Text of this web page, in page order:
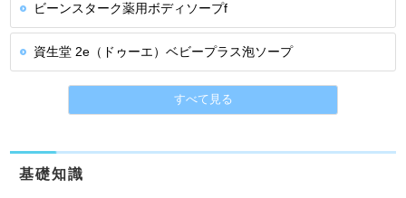
ビーンスターク薬用ボディソープf
資生堂 2e（ドゥーエ）ベビープラス泡ソープ
すべて見る
基礎知識